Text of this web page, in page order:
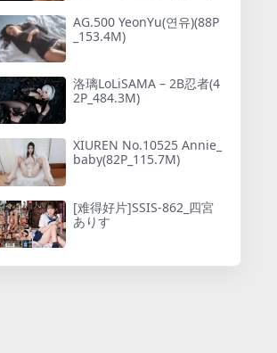
AG.500 YeonYu(연유)(88P
_153.4M)
洛璃LoLiSAMA – 2B忍者(4
2P_484.3M)
XIUREN No.10525 Annie_
baby(82P_115.7M)
[难得好片]SSIS-862_四宮
ありす